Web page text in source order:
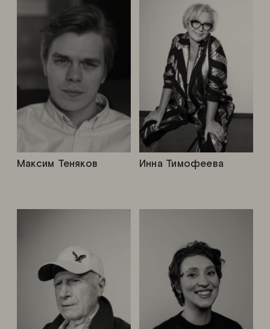
Инна Тимофеева
Максим Теняков